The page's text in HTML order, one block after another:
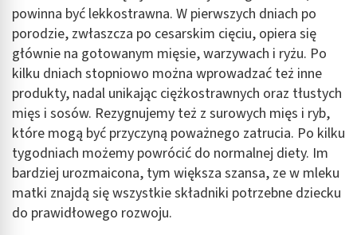
powinna być lekkostrawna. W pierwszych dniach po
porodzie, zwłaszcza po cesarskim cięciu, opiera się
głównie na gotowanym mięsie, warzywach i ryżu. Po
kilku dniach stopniowo można wprowadzać też inne
produkty, nadal unikając ciężkostrawnych oraz tłustych
mięs i sosów. Rezygnujemy też z surowych mięs i ryb,
które mogą być przyczyną poważnego zatrucia. Po kilku
tygodniach możemy powrócić do normalnej diety. Im
bardziej urozmaicona, tym większa szansa, ze w mleku
matki znajdą się wszystkie składniki potrzebne dziecku
do prawidłowego rozwoju.